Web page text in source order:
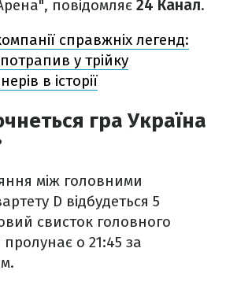
повідомляє 24 Канал.
справжніх легенд:
у трійку
в історії
гра Україна
між головними
D відбудеться 5
свисток головного
пролунає о 21:45 за